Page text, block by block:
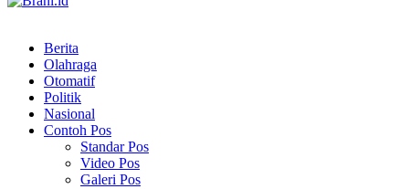
Berita
Olahraga
Otomatif
Politik
Nasional
Contoh Pos
Standar Pos
Video Pos
Galeri Pos